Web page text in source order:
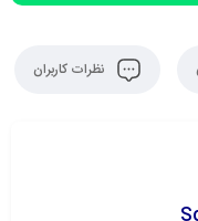
نظرات کاربران